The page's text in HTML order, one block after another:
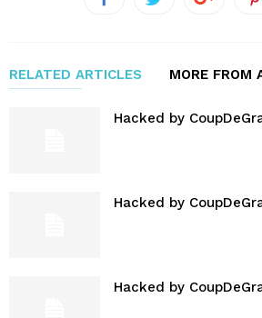
RELATED ARTICLES MORE FROM
Hacked by
Hacked by
Hacked by